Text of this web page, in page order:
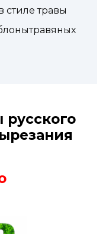
стиле травы